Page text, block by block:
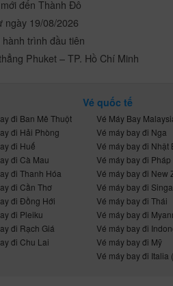
đến Thành Đô
ngày 19/08/2026
trình đầu tiên
Phuket – TP. Hồ Chí Minh
đi Ban Mê Thuột
đi Hải Phòng
đi Huế
đi Cà Mau
đi Thanh Hóa
đi Cần Thơ
đi Đồng Hới
đi Pleiku
đi Rạch Giá
đi Chu Lai
Vé quốc tế
Vé Máy Bay
Vé máy bay đi Nga
Vé máy bay đi Nhật
Vé máy bay đi Pháp
Vé máy bay đi New
Vé máy bay đi
Vé máy bay đi Thái
Vé máy bay đi
Vé máy bay đi
Vé máy bay đi Mỹ
Vé máy bay đi Italia